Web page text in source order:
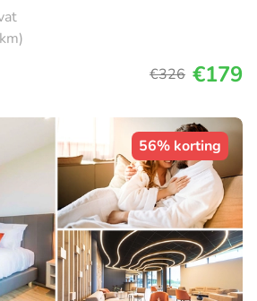
€326 €179
56% korting